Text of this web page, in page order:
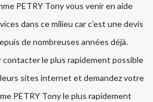
PETRY Tony vous venir en aide
dans ce milieu car c’est une devis
de nombreuses années déjà.
contacter le plus rapidement possible
sites internet et demandez votre
PETRY Tony le plus rapidement